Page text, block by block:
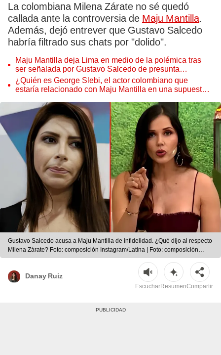
La colombiana Milena Zárate no sé quedó
callada ante la controversia de Maju Mantilla.
Además, dejó entrever que Gustavo Salcedo
habría filtrado sus chats por "dolido".
Maju Mantilla deja Lima en medio de la polémica tras
ser señalada por Gustavo Salcedo de presunta
infidelidad
¿Quién es George Slebi, el actor colombiano que
estaría relacionado con Maju Mantilla en una supuesta
Gustavo Salcedo acusa a Maju Mantilla de infidelidad. ¿Qué dijo al respecto
Milena Zárate? Foto: composición Instagram/Latina | Foto: composición
Instagram/Latina
Danay Ruiz
EscucharResumenCompartir